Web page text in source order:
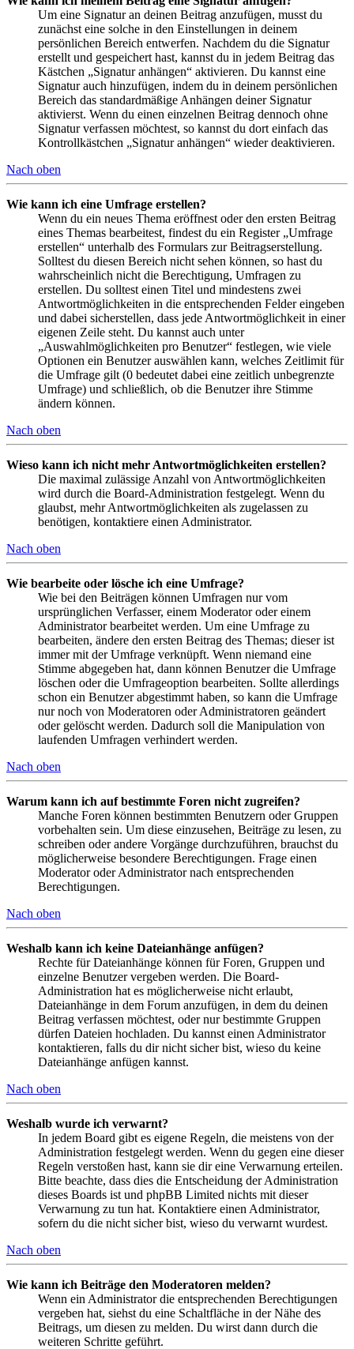
Um eine Signatur an deinen Beitrag anzufügen, musst du
zunächst eine solche in den Einstellungen in deinem
persönlichen Bereich entwerfen. Nachdem du die Signatur
erstellt und gespeichert hast, kannst du in jedem Beitrag das
Kästchen „Signatur anhängen“ aktivieren. Du kannst eine
Signatur auch hinzufügen, indem du in deinem persönlichen
Bereich das standardmäßige Anhängen deiner Signatur
aktivierst. Wenn du einen einzelnen Beitrag dennoch ohne
Signatur verfassen möchtest, so kannst du dort einfach das
Kontrollkästchen „Signatur anhängen“ wieder deaktivieren.
Nach oben
Wie kann ich eine Umfrage erstellen?
Wenn du ein neues Thema eröffnest oder den ersten Beitrag
eines Themas bearbeitest, findest du ein Register „Umfrage
erstellen“ unterhalb des Formulars zur Beitragserstellung.
Solltest du diesen Bereich nicht sehen können, so hast du
wahrscheinlich nicht die Berechtigung, Umfragen zu
erstellen. Du solltest einen Titel und mindestens zwei
Antwortmöglichkeiten in die entsprechenden Felder eingeben
und dabei sicherstellen, dass jede Antwortmöglichkeit in einer
eigenen Zeile steht. Du kannst auch unter
„Auswahlmöglichkeiten pro Benutzer“ festlegen, wie viele
Optionen ein Benutzer auswählen kann, welches Zeitlimit für
die Umfrage gilt (0 bedeutet dabei eine zeitlich unbegrenzte
Umfrage) und schließlich, ob die Benutzer ihre Stimme
ändern können.
Nach oben
Wieso kann ich nicht mehr Antwortmöglichkeiten erstellen?
Die maximal zulässige Anzahl von Antwortmöglichkeiten
wird durch die Board-Administration festgelegt. Wenn du
glaubst, mehr Antwortmöglichkeiten als zugelassen zu
benötigen, kontaktiere einen Administrator.
Nach oben
Wie bearbeite oder lösche ich eine Umfrage?
Wie bei den Beiträgen können Umfragen nur vom
ursprünglichen Verfasser, einem Moderator oder einem
Administrator bearbeitet werden. Um eine Umfrage zu
bearbeiten, ändere den ersten Beitrag des Themas; dieser ist
immer mit der Umfrage verknüpft. Wenn niemand eine
Stimme abgegeben hat, dann können Benutzer die Umfrage
löschen oder die Umfrageoption bearbeiten. Sollte allerdings
schon ein Benutzer abgestimmt haben, so kann die Umfrage
nur noch von Moderatoren oder Administratoren geändert
oder gelöscht werden. Dadurch soll die Manipulation von
laufenden Umfragen verhindert werden.
Nach oben
Warum kann ich auf bestimmte Foren nicht zugreifen?
Manche Foren können bestimmten Benutzern oder Gruppen
vorbehalten sein. Um diese einzusehen, Beiträge zu lesen, zu
schreiben oder andere Vorgänge durchzuführen, brauchst du
möglicherweise besondere Berechtigungen. Frage einen
Moderator oder Administrator nach entsprechenden
Berechtigungen.
Nach oben
Weshalb kann ich keine Dateianhänge anfügen?
Rechte für Dateianhänge können für Foren, Gruppen und
einzelne Benutzer vergeben werden. Die Board-
Administration hat es möglicherweise nicht erlaubt,
Dateianhänge in dem Forum anzufügen, in dem du deinen
Beitrag verfassen möchtest, oder nur bestimmte Gruppen
dürfen Dateien hochladen. Du kannst einen Administrator
kontaktieren, falls du dir nicht sicher bist, wieso du keine
Dateianhänge anfügen kannst.
Nach oben
Weshalb wurde ich verwarnt?
In jedem Board gibt es eigene Regeln, die meistens von der
Administration festgelegt werden. Wenn du gegen eine dieser
Regeln verstoßen hast, kann sie dir eine Verwarnung erteilen.
Bitte beachte, dass dies die Entscheidung der Administration
dieses Boards ist und phpBB Limited nichts mit dieser
Verwarnung zu tun hat. Kontaktiere einen Administrator,
sofern du die nicht sicher bist, wieso du verwarnt wurdest.
Nach oben
Wie kann ich Beiträge den Moderatoren melden?
Wenn ein Administrator die entsprechenden Berechtigungen
vergeben hat, siehst du eine Schaltfläche in der Nähe des
Beitrags, um diesen zu melden. Du wirst dann durch die
weiteren Schritte geführt.